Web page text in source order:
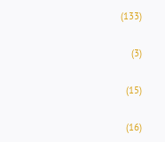
(133)
(3)
(15)
(16)